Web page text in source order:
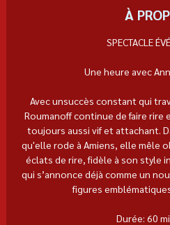
À
SPECTACLE
Une heure avec
Avec unsuccès constant qui
Roumanoff continue de faire rire
toujours aussi vif et attachant.
qu'elle rode à Amiens, elle mêle
éclats de rire, fidèle à son style
qui s’annonce déjà comme un
figures
Durée: 60